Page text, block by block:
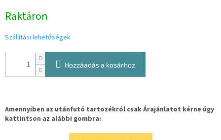
Raktáron
Szállítási lehetőségek
Hozzáadás a kosárhoz
Amennyiben az utánfutó tartozékról csak Árajánlatot kérne úgy
kattintson az alábbi gombra: